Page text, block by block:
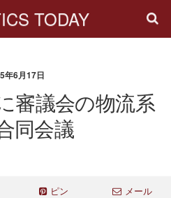
TODAY
年6月17日
審議会の物流系
同会議
ピン メール